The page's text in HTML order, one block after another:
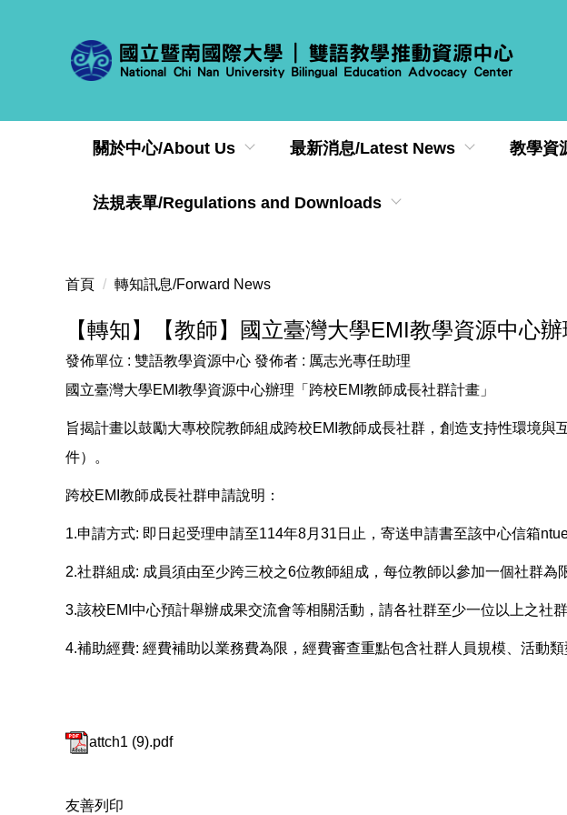
容
關於中心/About Us 最新消息/Latest News 教學資
法規表單/Regulations and Downloads
首頁 轉知訊息/Forward News
【轉知】【教師】國立臺灣大學EMI教學資源中心
發佈單位 : 雙語教學資源中心 發佈者 : 厲志光專任助理
國立臺灣大學EMI教學資源中心辦理「跨校EMI教師成長社群計畫」
旨揭計畫以鼓勵大專校院教師組成跨校EMI教師成長社群，創造支持性環境
件）。
跨校EMI教師成長社群申請說明：
1.申請方式: 即日起受理申請至114年8月31日止，寄送申請書至該中心信箱
2.社群組成: 成員須由至少跨三校之6位教師組成，每位教師以參加一個社群
3.該校EMI中心預計舉辦成果交流會等相關活動，請各社群至少一位以上之社
4.補助經費: 經費補助以業務費為限，經費審查重點包含社群人員規模、活動
attch1 (9).pdf
友善列印